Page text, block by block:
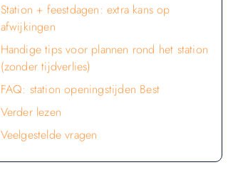
Station + feestdagen: extra kans op
afwijkingen
Handige tips voor plannen rond het station
(zonder tijdverlies)
FAQ: station openingstijden Best
Verder lezen
Veelgestelde vragen